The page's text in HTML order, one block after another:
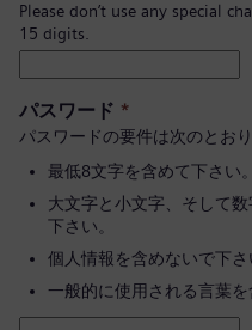
Please don’t use any special
15 digits.
パスワード *
パスワードの要件は次のとおり
最低8文字を含めて下さい。
大文字と小文字、そして
下さい。
個人情報を含めないで下さ
一般的に使用される言葉を